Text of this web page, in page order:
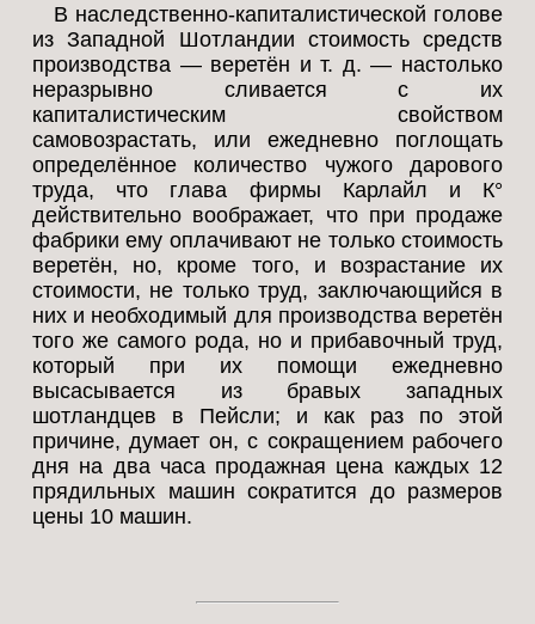
В наследственно-капиталистической голове
из Западной Шотландии стоимость средств
производства — веретён и т. д. — настолько
неразрывно сливается с их
капиталистическим свойством
самовозрастать, или ежедневно поглощать
определённое количество чужого дарового
труда, что глава фирмы Карлайл и К°
действительно воображает, что при продаже
фабрики ему оплачивают не только стоимость
веретён, но, кроме того, и возрастание их
стоимости, не только труд, заключающийся в
них и необходимый для производства веретён
того же самого рода, но и прибавочный труд,
который при их помощи ежедневно
высасывается из бравых западных
шотландцев в Пейсли; и как раз по этой
причине, думает он, с сокращением рабочего
дня на два часа продажная цена каждых 12
прядильных машин сократится до размеров
цены 10 машин.